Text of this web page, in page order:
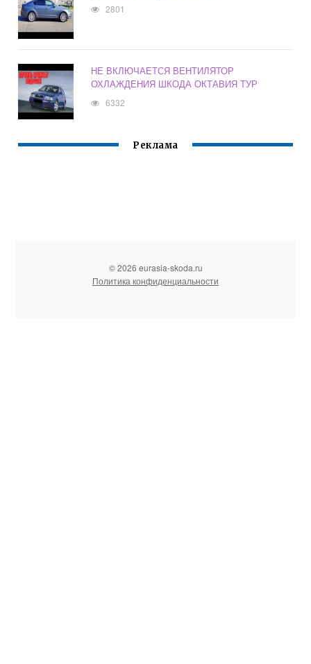
2801
НЕ ВКЛЮЧАЕТСЯ ВЕНТИЛЯТОР
ОХЛАЖДЕНИЯ ШКОДА ОКТАВИЯ ТУР
6332
Реклама
© 2026 eurasia-skoda.ru
Политика конфиденциальности